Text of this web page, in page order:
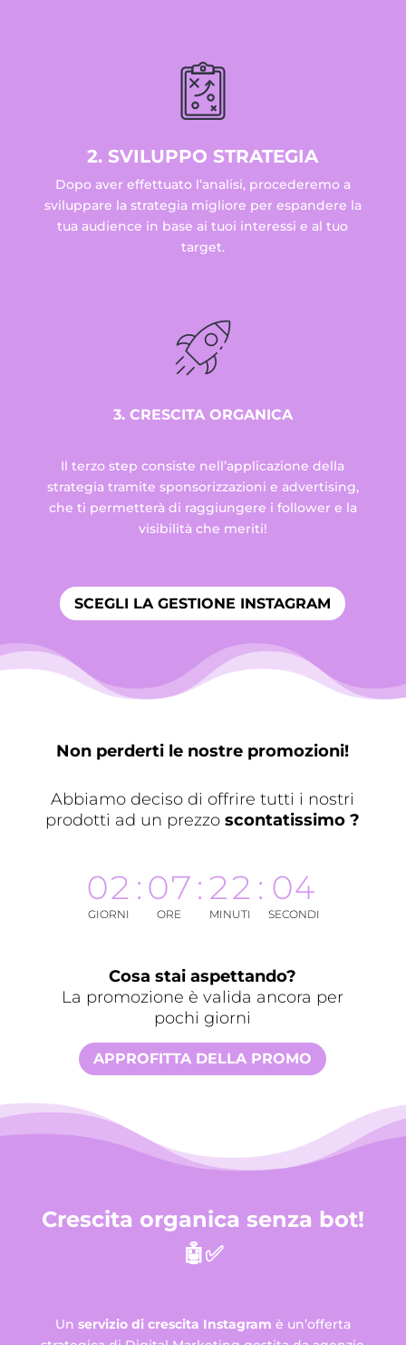
2. SVILUPPO STRATEGIA
Dopo aver effettuato l’analisi, procederemo a
sviluppare la strategia migliore per espandere la
tua audience in base ai tuoi interessi e al tuo
target.
3. CRESCITA ORGANICA
Il terzo step consiste nell’applicazione della
strategia tramite sponsorizzazioni e advertising,
che ti permetterà di raggiungere i follower e la
visibilità che meriti!
SCEGLI LA GESTIONE INSTAGRAM
Non perderti le nostre promozioni!
Abbiamo deciso di offrire tutti i nostri
prodotti ad un prezzoscontatissimo ?
02
GIORNI
: 07
ORE
: 22
MINUTI
: 03
SECONDI
Cosa stai aspettando?
La promozione è valida ancora per
pochi giorni
APPROFITTA DELLA PROMO
Crescita organica senza bot!
🤖✅
Un servizio di crescita Instagram è un’offerta